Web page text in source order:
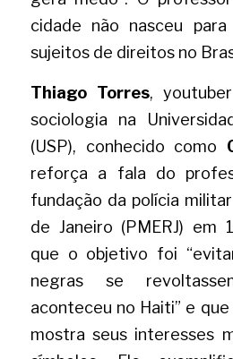
cidade não nasceu
sujeitos de direitos no
Thiago Torres,
sociologia na
(USP), conhecido como
reforça a fala do
fundação da polícia
de Janeiro (PMERJ) em
que o objetivo foi
negras se
aconteceu no Haiti” e
mostra seus interesses